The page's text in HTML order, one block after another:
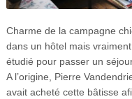
Charme de la campagne
dans un hôtel mais
étudié pour passer un
A l’origine, Pierre
avait acheté cette bâtisse